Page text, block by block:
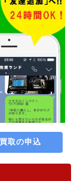
取の申込